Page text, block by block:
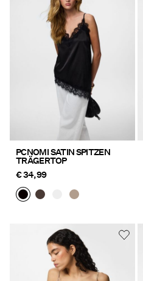
PCNOMI SATIN SPITZEN
TRÄGERTOP
€ 34,99